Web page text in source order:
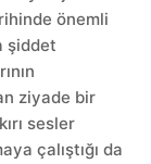
önemli
şiddet
ziyade bir
sesler
çalıştığı da